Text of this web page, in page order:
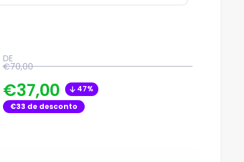
DE
€70,00
€37,00
47%
€33 de desconto